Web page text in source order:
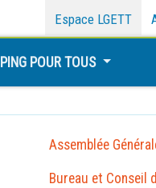
Espace LGETT
PING POUR TOUS
Assemblée
Bureau et Conseil